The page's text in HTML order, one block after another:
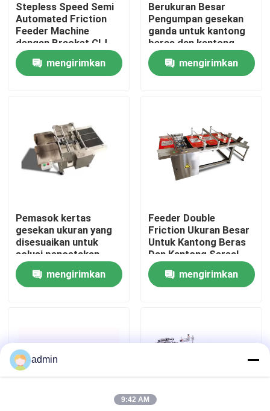
Rumah
Video
Tentang Kami
Tur Pabrik
Kontrol Kualitas
Hubungi Kami
Kasus-kasus
Stepless Speed Semi
Automated Friction
Feeder Machine
dengan Bracket CIJ
mengirimkan
Berukuran Besar
Pengumpan gesekan
ganda untuk kantong
beras dan kantong
sereal dalam ukuran
besar mengirimkan
Pemasok kertas
gesekan ukuran yang
disesuaikan untuk
solusi pencetakan
mengirimkan
Feeder Double
Friction Ukuran Besar
Untuk Kantong Beras
Dan Kantong Sereal
mengirimkan
admin
9:42 AM